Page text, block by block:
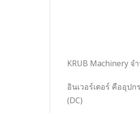
KRUB Machinery จ
อินเวอร์เตอร์ คืออุป
(DC)